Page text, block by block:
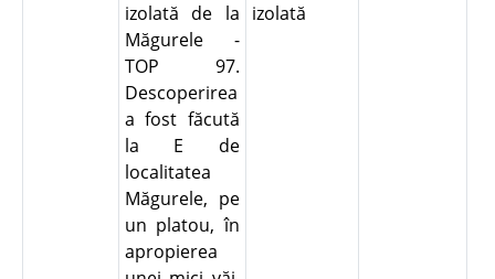
izolată de la
Măgurele -
TOP 97.
Descoperirea
a fost făcută
la E de
localitatea
Măgurele, pe
un platou, în
apropierea
izolată